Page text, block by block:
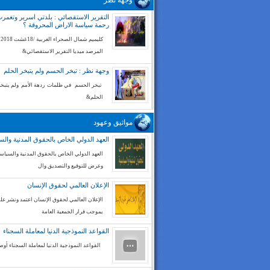
التقرير الاستقصائي : بلدتي اسرير
رحمة سياسة الاراض المحروقة ؟
المرصد ميديا التقرير الاستقصائي&
وجهة نظر : تبخر الحسم ولم يتبخر الحلم
تبخر الحسم في ظلمات ردهة الأمم ولم
الحلم&
مواثيق وعهود
العهد الدولي الخاص بالحقوق المدنية
العهد الدولي الخاص بالحقوق المدنية
وعرض للتوقيع والتصديق وال
الإعلان العالمي لحقوق الإنسان
الإعلان العالمي لحقوق الإنسان اعتمد ونشر
بموجب قرار الجمعية العامة
القواعد النموذجية الدنيا لمعاملة السجناء
القواعد النموذجية الدنيا لمعاملة السجناء